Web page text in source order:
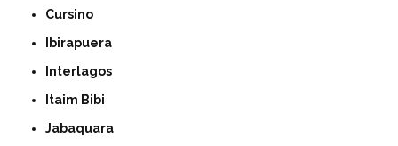
Cursino
Ibirapuera
Interlagos
Itaim Bibi
Jabaquara